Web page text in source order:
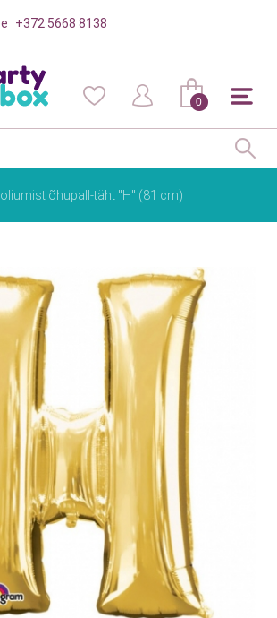
+372 5668 8138
0
õhupall-täht "H" (81 cm)